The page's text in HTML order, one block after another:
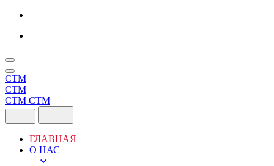
Skip
to
content
СТМ
СТМ
СТМ СТМ
ГЛАВНАЯ
О НАС